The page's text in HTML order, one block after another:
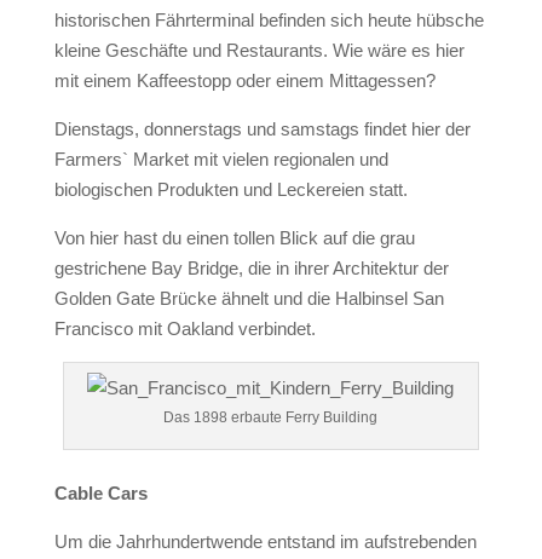
historischen Fährterminal befinden sich heute hübsche
kleine Geschäfte und Restaurants. Wie wäre es hier
mit einem Kaffeestopp oder einem Mittagessen?
Dienstags, donnerstags und samstags findet hier der
Farmers` Market mit vielen regionalen und
biologischen Produkten und Leckereien statt.
Von hier hast du einen tollen Blick auf die grau
gestrichene Bay Bridge, die in ihrer Architektur der
Golden Gate Brücke ähnelt und die Halbinsel San
Francisco mit Oakland verbindet.
Das 1898 erbaute Ferry Building
Cable Cars
Um die Jahrhundertwende entstand im aufstrebenden